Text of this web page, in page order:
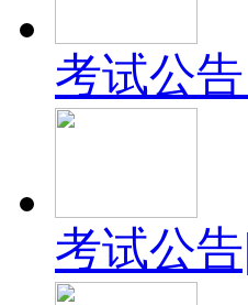
考试公
考试公